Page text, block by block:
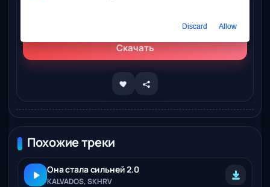
Скачать
Похожие треки
Она стала сильней 2.0
KALVADOS, SKHRV
Discard Allow